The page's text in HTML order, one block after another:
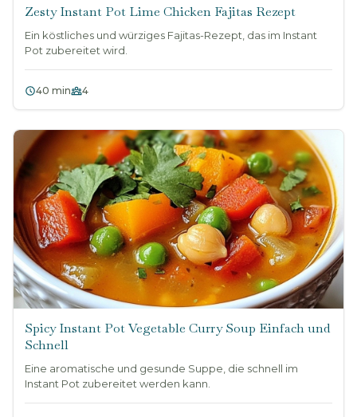
Zesty Instant Pot Lime Chicken Fajitas Rezept
Ein köstliches und würziges Fajitas-Rezept, das im Instant
Pot zubereitet wird.
40 min 4
Spicy Instant Pot Vegetable Curry Soup Einfach und
Schnell
Eine aromatische und gesunde Suppe, die schnell im
Instant Pot zubereitet werden kann.